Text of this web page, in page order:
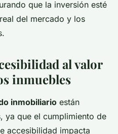
que la inversión esté
del mercado y los
al valor
inmuebles
inmobiliario están
ya que el cumplimiento de
accesibilidad impacta